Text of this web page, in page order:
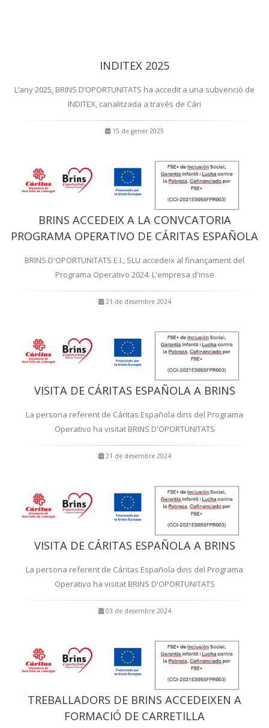
INDITEX 2025
L’any 2025, BRINS D’OPORTUNITATS ha accedit a una subvenció de
INDITEX, canalitzada a través de Cári
15 de gener 2025
BRINS ACCEDEIX A LA CONVCATORIA
PROGRAMA OPERATIVO DE CÁRITAS ESPAÑOLA
BRINS D'OPORTUNITATS E.I., SLU accedeix al finançament del
Programa Operativo 2024. L'empresa d'inse
21 de desembre 2024
VISITA DE CÁRITAS ESPAÑOLA A BRINS
La persona referent de Cáritas Española dins del Programa
Operativo ha visitat BRINS D'OPORTUNITATS
21 de desembre 2024
VISITA DE CÁRITAS ESPAÑOLA A BRINS
La persona referent de Cáritas Española dins del Programa
Operativo ha visitat BRINS D'OPORTUNITATS
03 de desembre 2024
TREBALLADORS DE BRINS ACCEDEIXEN A
FORMACIÓ DE CARRETILLA